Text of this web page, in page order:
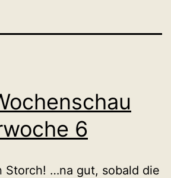
6
Storch! …na gut, sobald die